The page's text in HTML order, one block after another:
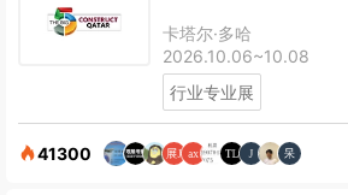
卡塔尔·多哈
2026.10.06~10.08
行业专业展
41300